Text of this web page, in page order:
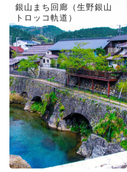
銀山まち回廊（生野銀山
トロッコ軌道）